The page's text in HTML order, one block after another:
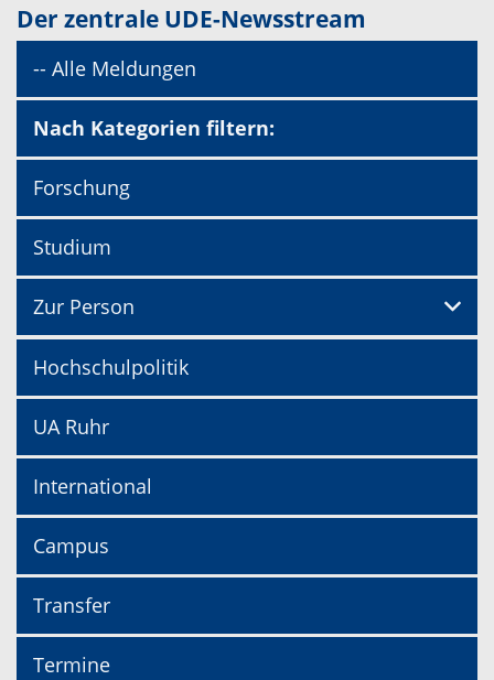
Der zentrale UDE-Newsstream
-- Alle Meldungen
Nach Kategorien filtern:
Forschung
Studium
Zur Person
Hochschulpolitik
UA Ruhr
International
Campus
Transfer
Termine